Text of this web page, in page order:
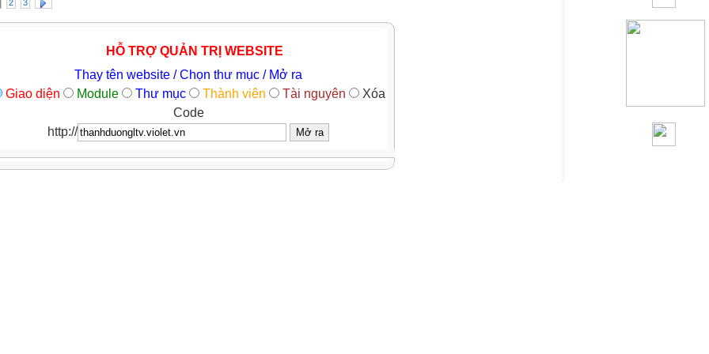
2 3
HỖ TRỢ QUẢN TRỊ WEBSITE
Thay tên website / Chọn thư mục / Mở ra
Giao diện
Module Thư mục Thành viên Tài nguyên
Xóa
Code
http://